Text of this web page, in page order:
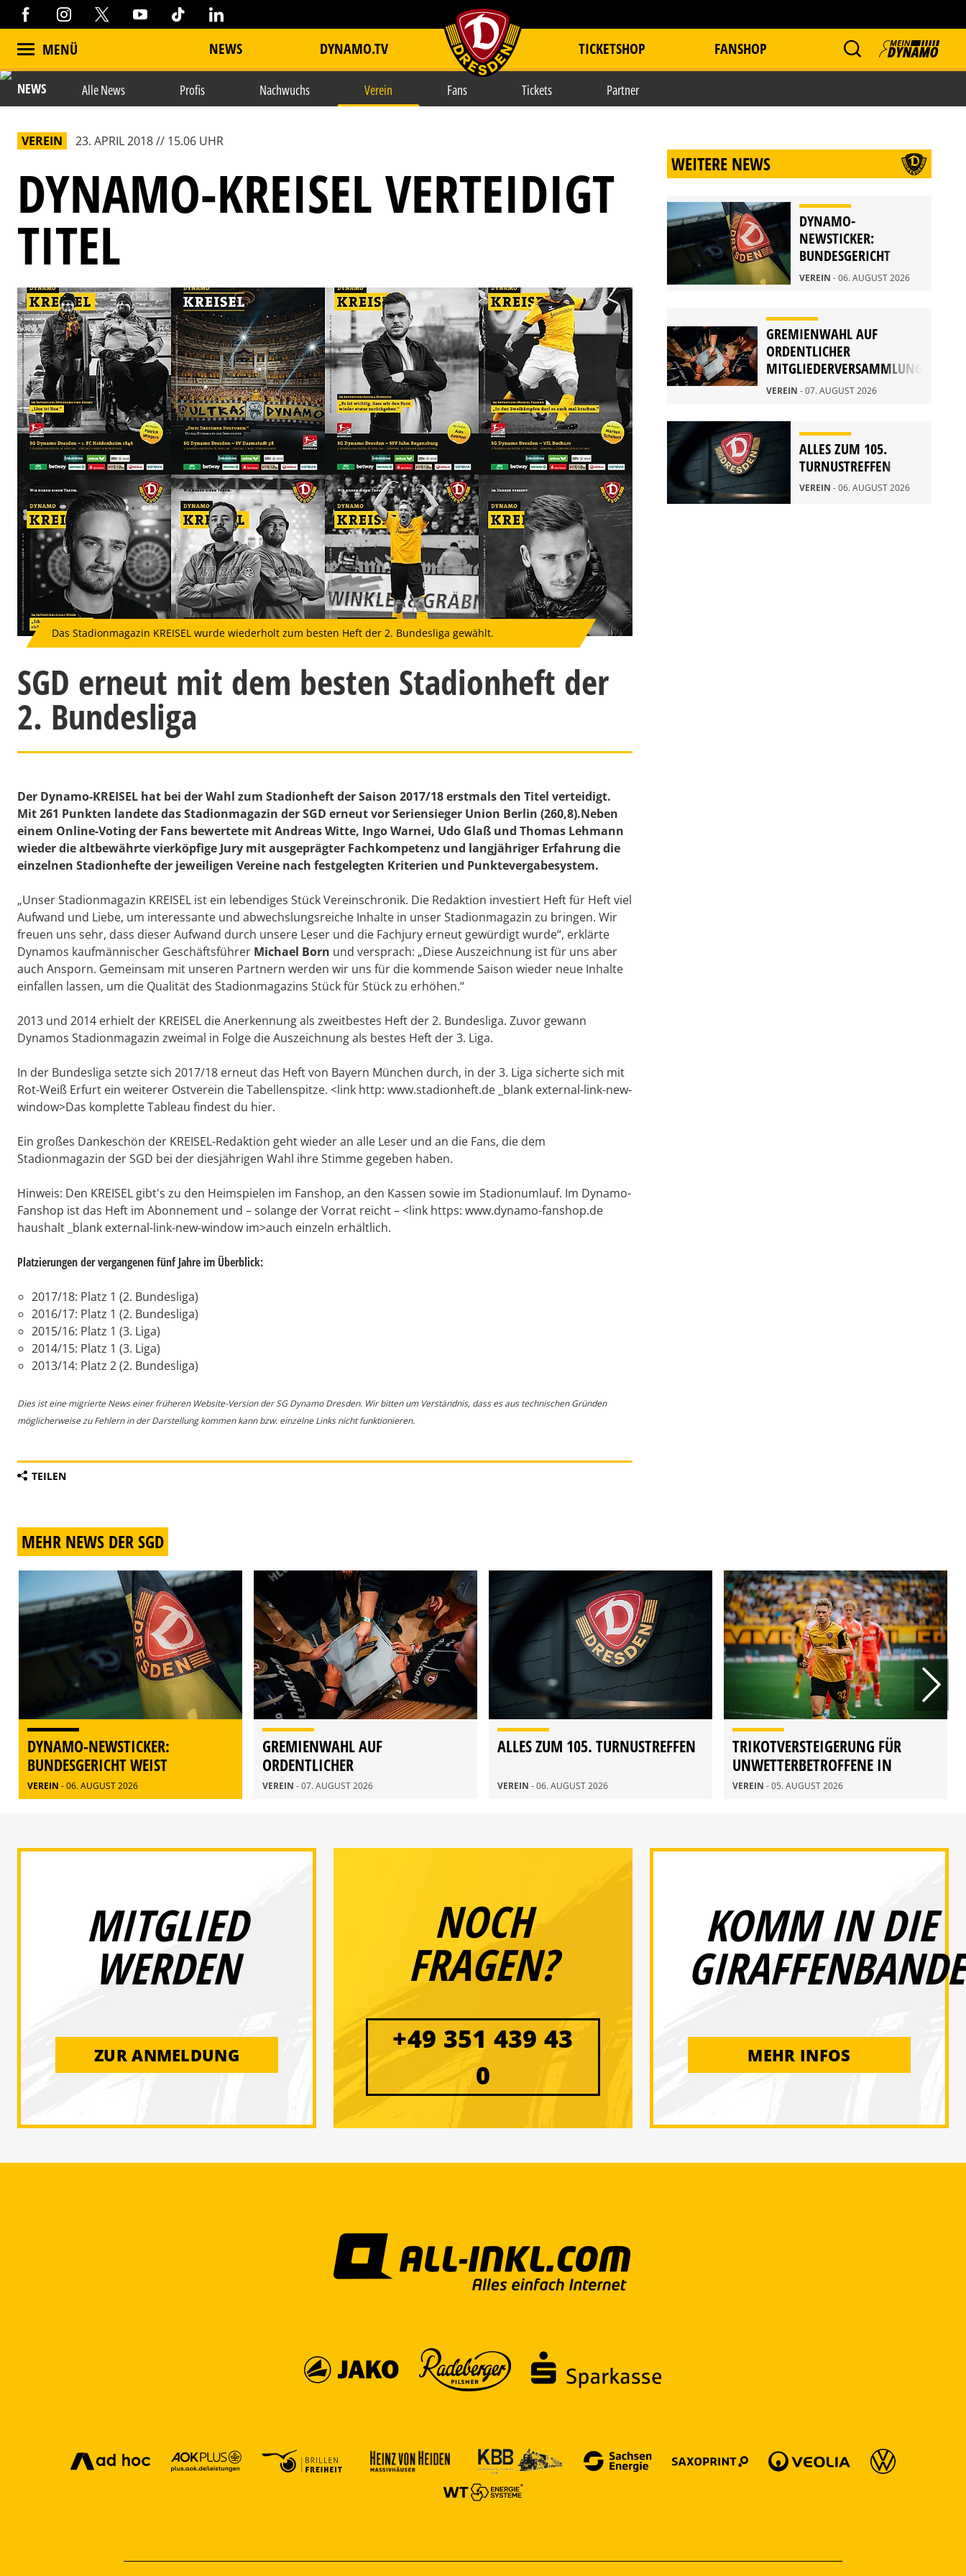
MENÜ NEWS DYNAMO.TV item.title TICKETSHOP FANSHOP
NEWS Alle News Profis Nachwuchs Verein Fans Tickets Partner
VEREIN 23. APRIL 2018 // 15.06 UHR
DYNAMO-KREISEL VERTEIDIGT
TITEL
Das Stadionmagazin KREISEL wurde wiederholt zum besten Heft der 2. Bundesliga gewählt.
SGD erneut mit dem besten Stadionheft der
2. Bundesliga
Der Dynamo-KREISEL hat bei der Wahl zum Stadionheft der Saison 2017/18 erstmals den Titel verteidigt.
Mit 261 Punkten landete das Stadionmagazin der SGD erneut vor Seriensieger Union Berlin (260,8).Neben
einem Online-Voting der Fans bewertete mit Andreas Witte, Ingo Warnei, Udo Glaß und Thomas Lehmann
wieder die altbewährte vierköpfige Jury mit ausgeprägter Fachkompetenz und langjähriger Erfahrung die
einzelnen Stadionhefte der jeweiligen Vereine nach festgelegten Kriterien und Punktevergabesystem.
„Unser Stadionmagazin KREISEL ist ein lebendiges Stück Vereinschronik. Die Redaktion investiert Heft für Heft viel
Aufwand und Liebe, um interessante und abwechslungsreiche Inhalte in unser Stadionmagazin zu bringen. Wir
freuen uns sehr, dass dieser Aufwand durch unsere Leser und die Fachjury erneut gewürdigt wurde“, erklärte
Dynamos kaufmännischer Geschäftsführer Michael Born und versprach: „Diese Auszeichnung ist für uns aber
auch Ansporn. Gemeinsam mit unseren Partnern werden wir uns für die kommende Saison wieder neue Inhalte
einfallen lassen, um die Qualität des Stadionmagazins Stück für Stück zu erhöhen.“
2013 und 2014 erhielt der KREISEL die Anerkennung als zweitbestes Heft der 2. Bundesliga. Zuvor gewann
Dynamos Stadionmagazin zweimal in Folge die Auszeichnung als bestes Heft der 3. Liga.
In der Bundesliga setzte sich 2017/18 erneut das Heft von Bayern München durch, in der 3. Liga sicherte sich mit
Rot-Weiß Erfurt ein weiterer Ostverein die Tabellenspitze. <link http: www.stadionheft.de _blank external-link-new-
window>Das komplette Tableau findest du hier.
Ein großes Dankeschön der KREISEL-Redaktion geht wieder an alle Leser und an die Fans, die dem
Stadionmagazin der SGD bei der diesjährigen Wahl ihre Stimme gegeben haben.
Hinweis: Den KREISEL gibt's zu den Heimspielen im Fanshop, an den Kassen sowie im Stadionumlauf. Im Dynamo-
Fanshop ist das Heft im Abonnement und – solange der Vorrat reicht – <link https: www.dynamo-fanshop.de
haushalt _blank external-link-new-window im>auch einzeln erhältlich.
Platzierungen der vergangenen fünf Jahre im Überblick:
2017/18: Platz 1 (2. Bundesliga)
2016/17: Platz 1 (2. Bundesliga)
2015/16: Platz 1 (3. Liga)
2014/15: Platz 1 (3. Liga)
2013/14: Platz 2 (2. Bundesliga)
Dies ist eine migrierte News einer früheren Website-Version der SG Dynamo Dresden. Wir bitten um Verständnis, dass es aus technischen Gründen
möglicherweise zu Fehlern in der Darstellung kommen kann bzw. einzelne Links nicht funktionieren.
TEILEN
WEITERE NEWS
DYNAMO-
NEWSTICKER:
BUNDESGERICHT
WEIST BERUFUNG
VEREIN - 06. AUGUST 2026
GREMIENWAHL AUF
ORDENTLICHER
MITGLIEDERVERSAMMLUNG
2026
VEREIN - 07. AUGUST 2026
ALLES ZUM 105.
TURNUSTREFFEN
VEREIN - 06. AUGUST 2026
MEHR NEWS DER SGD
DYNAMO-NEWSTICKER:
BUNDESGERICHT WEIST
BERUFUNG ZURÜCK
VEREIN - 06. AUGUST 2026
GREMIENWAHL AUF
ORDENTLICHER
MITGLIEDERVERSAMMLUNG 2026
VEREIN - 07. AUGUST 2026
ALLES ZUM 105. TURNUSTREFFEN
VEREIN - 06. AUGUST 2026
TRIKOTVERSTEIGERUNG FÜR
UNWETTERBETROFFENE IN
RATHEN
VEREIN - 05. AUGUST 2026
MITGLIED
WERDEN
ZUR ANMELDUNG
NOCH
FRAGEN?
+49 351 439 43
0
KOMM IN DIE
GIRAFFENBANDE
MEHR INFOS